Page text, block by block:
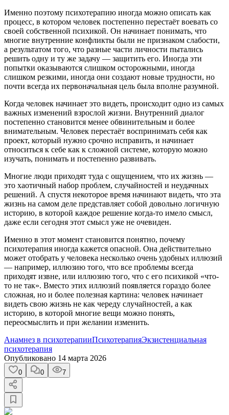
Именно поэтому психотерапию иногда можно описать как
процесс, в котором человек постепенно перестаёт воевать со
своей собственной психикой. Он начинает понимать, что
многие внутренние конфликты были не признаком слабости,
а результатом того, что разные части личности пытались
решить одну и ту же задачу — защитить его. Иногда эти
попытки оказываются слишком осторожными, иногда
слишком резкими, иногда они создают новые трудности, но
почти всегда их первоначальная цель была вполне разумной.
Когда человек начинает это видеть, происходит одно из самых
важных изменений взрослой жизни. Внутренний диалог
постепенно становится менее обвинительным и более
внимательным. Человек перестаёт воспринимать себя как
проект, который нужно срочно исправить, и начинает
относиться к себе как к сложной системе, которую можно
изучать, понимать и постепенно развивать.
Многие люди приходят туда с ощущением, что их жизнь —
это хаотичный набор проблем, случайностей и неудачных
решений. А спустя некоторое время начинают видеть, что эта
жизнь на самом деле представляет собой довольно логичную
историю, в которой каждое решение когда-то имело смысл,
даже если сегодня этот смысл уже не очевиден.
Именно в этот момент становится понятно, почему
психотерапия иногда кажется опасной. Она действительно
может отобрать у человека несколько очень удобных иллюзий
— например, иллюзию того, что все проблемы всегда
приходят извне, или иллюзию того, что с его психикой «что-
то не так». Вместо этих иллюзий появляется гораздо более
сложная, но и более полезная картина: человек начинает
видеть свою жизнь не как череду случайностей, а как
историю, в которой многие вещи можно понять,
переосмыслить и при желании изменить.
Анамнез в психотерапииПсихотерапияЭкзистенциальная
психотерапия
Опубликовано 14 марта 2026
0 0 7